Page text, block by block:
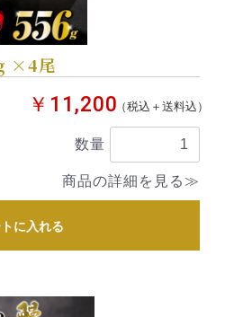
×4尾
￥11,200（税込＋送料込）
数量
商品の詳細を見る≫
に入れる